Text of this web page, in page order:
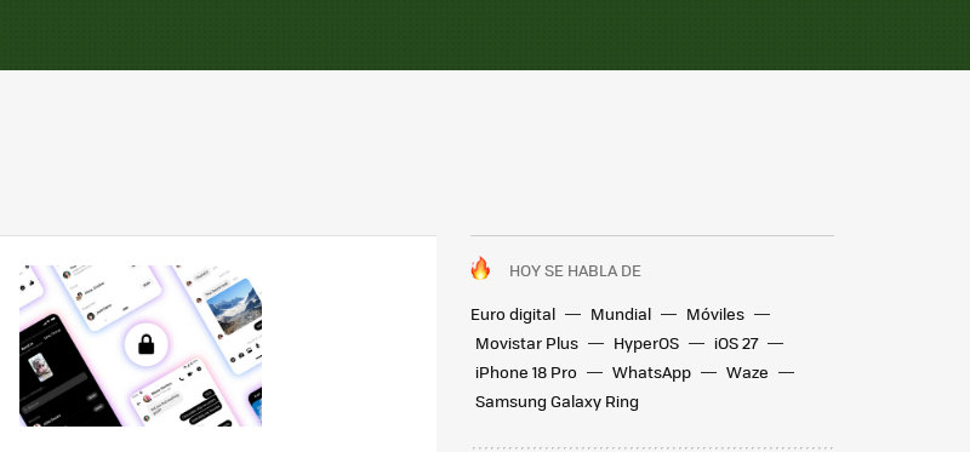
HOY SE HABLA DE
Euro digital
Mundial
Móviles
Movistar Plus
HyperOS
iOS 27
iPhone 18 Pro
WhatsApp
Waze
Samsung Galaxy Ring